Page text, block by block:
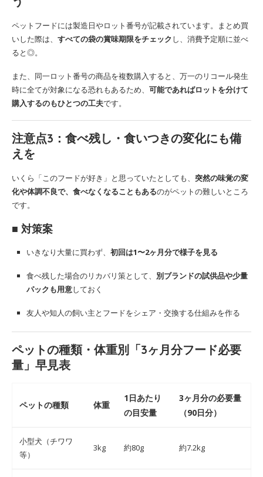
ペットフードには製造日やロット番号が記載されています。まとめ買
いした際は、 すべての袋の賞味期限をチェックし、消費予定順に並べ
ると◎。
また、同一ロット番号の商品を複数購入すると、万一のリコール発生
時に全てが対象になる恐れもあるため、 可能であればロットを分けて
購入するのもひとつの工夫です。
注意点3： 食べ残し・食いつきの変化にも備
えを
いくら「このフードが好き」と思っていたとしても、 突然の味覚の変
化や体調不良で、食べなくなることもあるのがペットの難しいところ
です。
■ 対策案
いきなり大量に買わず、 初回は1〜2ヶ月分で様子を見る
食べ残した場合のリカバリ策として、 別ブランドの試供品や少量
パックも用意しておく
友人や知人の飼い主とフードをシェア・交換する仕組みを作る
ペットの種類・体重別「3ヶ月分フード必要
量」早見表
ペットの種類 体重
1日あたり
の目安量
3ヶ月分の必要量
（90日分）
小型犬（チワワ
等）
3kg 約80g 約7.2kg